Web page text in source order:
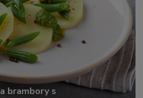
brambory s